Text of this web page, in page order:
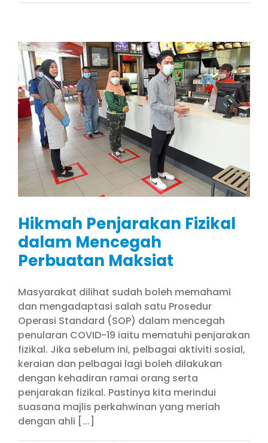
Hikmah Penjarakan Fizikal
dalam Mencegah
Perbuatan Maksiat
Masyarakat dilihat sudah boleh memahami
dan mengadaptasi salah satu Prosedur
Operasi Standard (SOP) dalam mencegah
penularan COVID-19 iaitu mematuhi penjarakan
fizikal. Jika sebelum ini, pelbagai aktiviti sosial,
keraian dan pelbagai lagi boleh dilakukan
dengan kehadiran ramai orang serta
penjarakan fizikal. Pastinya kita merindui
suasana majlis perkahwinan yang meriah
dengan ahli [...]